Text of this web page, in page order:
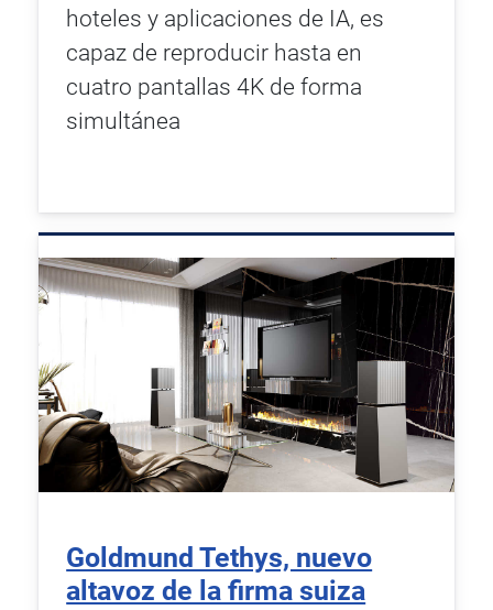
hoteles y aplicaciones de IA, es
capaz de reproducir hasta en
cuatro pantallas 4K de forma
simultánea
Goldmund Tethys, nuevo
altavoz de la firma suiza